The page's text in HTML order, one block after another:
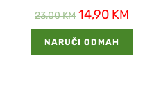
23,00KM 14,90 KM
NARUČI ODMAH